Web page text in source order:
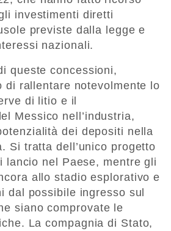
investimenti diretti
previste dalla legge e
nazionali.
queste concessioni,
di rallentare notevolmente lo
di litio e il
Messico nell’industria,
dei depositi nella
Si tratta dell’unico progetto
lancio nel Paese, mentre gli
allo stadio esplorativo e
dal possibile ingresso sul
siano comprovate le
La compagnia di Stato,